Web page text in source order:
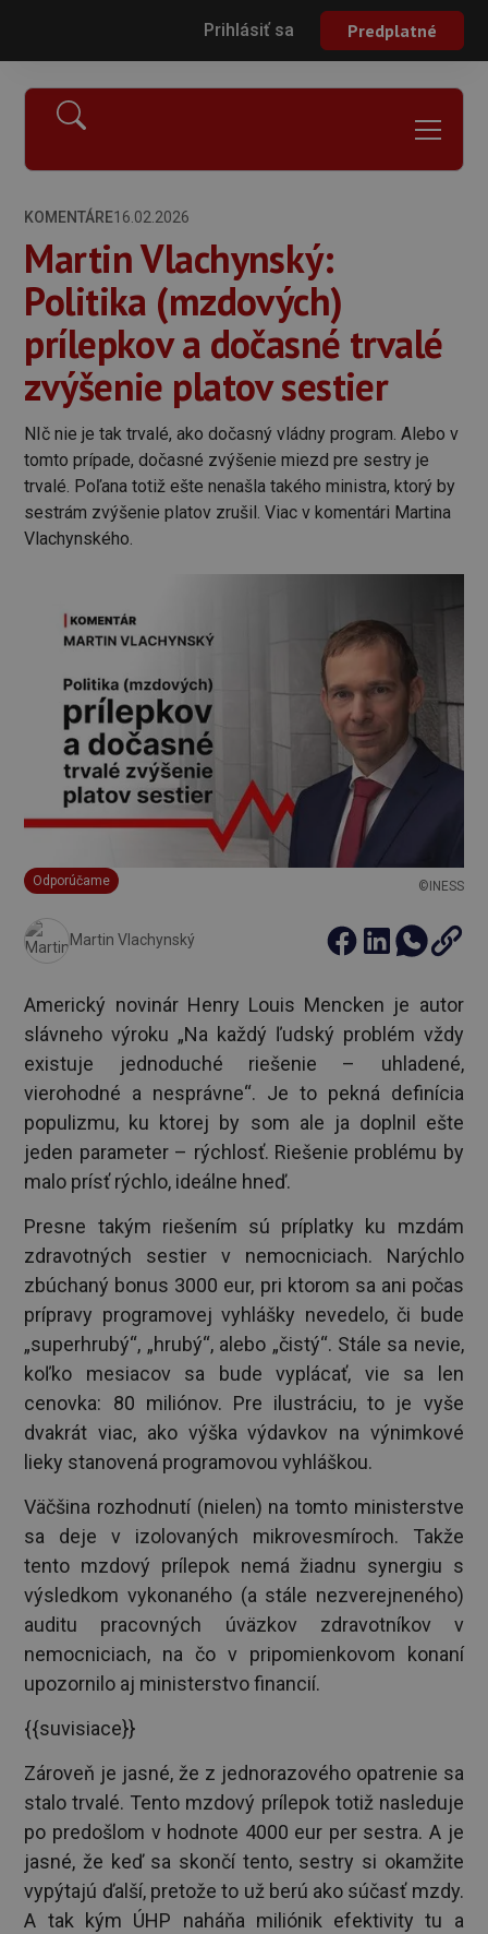
Prihlásiť sa Predplatné
KOMENTÁRE16.02.2026
Martin Vlachynský:
Politika (mzdových)
prílepkov a dočasné trvalé
zvýšenie platov sestier
NIč nie je tak trvalé, ako dočasný vládny program. Alebo v
tomto prípade, dočasné zvýšenie miezd pre sestry je
trvalé. Poľana totiž ešte nenašla takého ministra, ktorý by
sestrám zvýšenie platov zrušil. Viac v komentári Martina
Vlachynského.
Odporúčame ©INESS
Martin Vlachynský
Americký novinár Henry Louis Mencken je autor
slávneho výroku „Na každý ľudský problém vždy
existuje jednoduché riešenie – uhladené,
vierohodné a nesprávne“. Je to pekná definícia
populizmu, ku ktorej by som ale ja doplnil ešte
jeden parameter – rýchlosť. Riešenie problému by
malo prísť rýchlo, ideálne hneď.
Presne takým riešením sú príplatky ku mzdám
zdravotných sestier v nemocniciach. Narýchlo
zbúchaný bonus 3000 eur, pri ktorom sa ani počas
prípravy programovej vyhlášky nevedelo, či bude
„superhrubý“, „hrubý“, alebo „čistý“. Stále sa nevie,
koľko mesiacov sa bude vyplácať, vie sa len
cenovka: 80 miliónov. Pre ilustráciu, to je vyše
dvakrát viac, ako výška výdavkov na výnimkové
lieky stanovená programovou vyhláškou.
Väčšina rozhodnutí (nielen) na tomto ministerstve
sa deje v izolovaných mikrovesmíroch. Takže
tento mzdový prílepok nemá žiadnu synergiu s
výsledkom vykonaného (a stále nezverejneného)
auditu pracovných úväzkov zdravotníkov v
nemocniciach, na čo v pripomienkovom konaní
upozornilo aj ministerstvo financií.
{{suvisiace}}
Zároveň je jasné, že z jednorazového opatrenie sa
stalo trvalé. Tento mzdový prílepok totiž nasleduje
po predošlom v hodnote 4000 eur per sestra. A je
jasné, že keď sa skončí tento, sestry si okamžite
vypýtajú ďalší, pretože to už berú ako súčasť mzdy.
A tak kým ÚHP naháňa miliónik efektivity tu a